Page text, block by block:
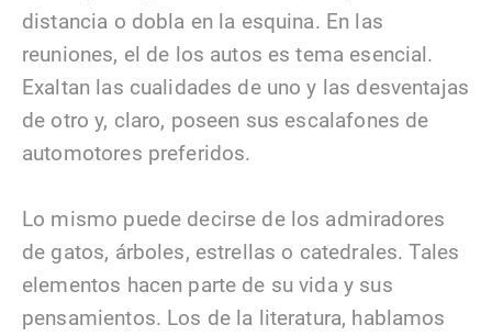
distancia o dobla en la esquina. En las
reuniones, el de los autos es tema esencial.
Exaltan las cualidades de uno y las desventajas
de otro y, claro, poseen sus escalafones de
automotores preferidos.
Lo mismo puede decirse de los admiradores
de gatos, árboles, estrellas o catedrales. Tales
elementos hacen parte de su vida y sus
pensamientos. Los de la literatura, hablamos